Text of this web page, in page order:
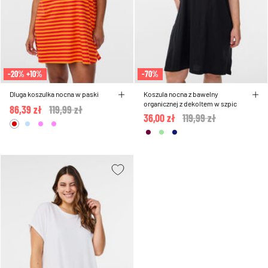
-20% +10%
Dluga koszulka nocna w paski
Price reduced from
119,99 zł
86,39 zł
-70%
Koszula nocna z bawelny
organicznej z dekoltem w szpic
Price reduced from
119,99 zł
36,00 zł